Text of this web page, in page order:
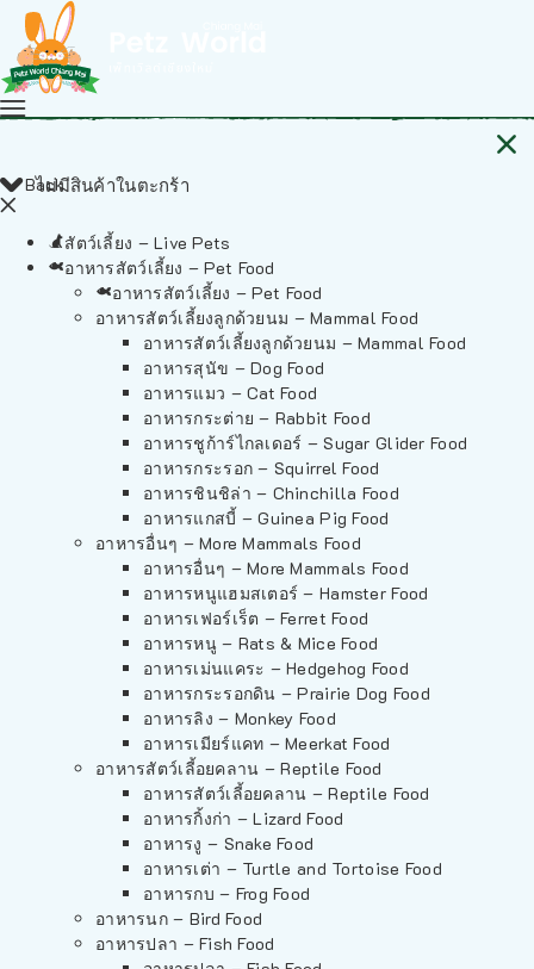
ไม่มีสินค้าในตะกร้า
Back
สัตว์เลี้ยง – Live Pets
อาหารสัตว์เลี้ยง – Pet Food
อาหารสัตว์เลี้ยง – Pet Food
อาหารสัตว์เลี้ยงลูกด้วยนม – Mammal Food
อาหารสัตว์เลี้ยงลูกด้วยนม – Mammal Food
อาหารสุนัข – Dog Food
อาหารแมว – Cat Food
อาหารกระต่าย – Rabbit Food
อาหารชูก้าร์ไกลเดอร์ – Sugar Glider Food
อาหารกระรอก – Squirrel Food
อาหารชินชิล่า – Chinchilla Food
อาหารแกสบี้ – Guinea Pig Food
อาหารอื่นๆ – More Mammals Food
อาหารอื่นๆ – More Mammals Food
อาหารหนูแฮมสเตอร์ – Hamster Food
อาหารเฟอร์เร็ต – Ferret Food
อาหารหนู – Rats & Mice Food
อาหารเม่นแคระ – Hedgehog Food
อาหารกระรอกดิน – Prairie Dog Food
อาหารลิง – Monkey Food
อาหารเมียร์แคท – Meerkat Food
อาหารสัตว์เลี้อยคลาน – Reptile Food
อาหารสัตว์เลี้อยคลาน – Reptile Food
อาหารกิ้งก่า – Lizard Food
อาหารงู – Snake Food
อาหารเต่า – Turtle and Tortoise Food
อาหารกบ – Frog Food
อาหารนก – Bird Food
อาหารปลา – Fish Food